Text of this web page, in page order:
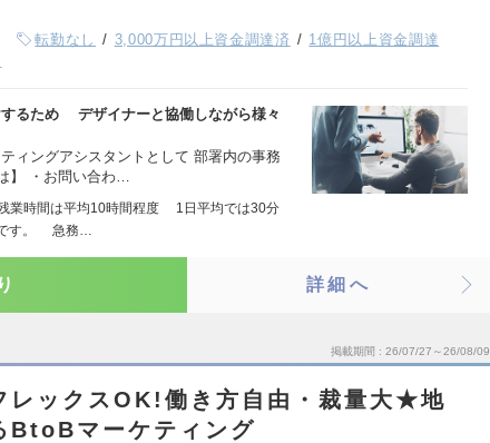
転勤なし 3,000万円以上資金調達済
1億円以上資金調達
るため デザイナーと協働しながら様々
ィングアシスタントとして 部署内の事務
・お問い合わ…
業時間は平均10時間程度 1日平均では30分
です。 急務…
詳細へ
掲載期間 26/07/27～26/08/09
レックスOK!働き方自由・裁量大★地
BtoBマーケティング